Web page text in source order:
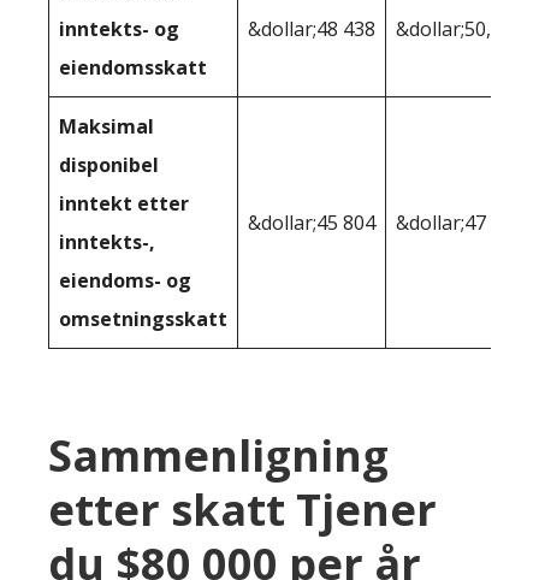
inntekts- og
eiendomsskatt
&dollar;48 438 &dollar;50,645
Maksimal
disponibel
inntekt etter
inntekts-,
eiendoms- og
omsetningsskatt
&dollar;45 804 &dollar;47 545
Sammenligning
etter skatt Tjener
du $80 000 per år